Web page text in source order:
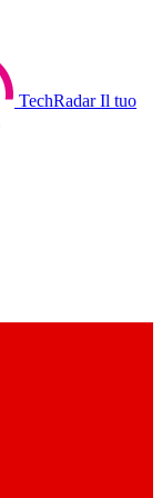
TechRadar Il tuo